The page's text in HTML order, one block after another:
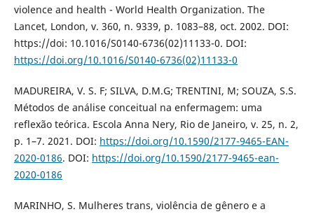
violence and health - World Health Organization. The
Lancet, London, v. 360, n. 9339, p. 1083–88, oct. 2002. DOI:
https://doi: 10.1016/S0140-6736(02)11133-0. DOI:
https://doi.org/10.1016/S0140-6736(02)11133-0
MADUREIRA, V. S. F; SILVA, D.M.G; TRENTINI, M; SOUZA, S.S.
Métodos de análise conceitual na enfermagem: uma
reflexão teórica. Escola Anna Nery, Rio de Janeiro, v. 25, n. 2,
p. 1–7. 2021. DOI: https://doi.org/10.1590/2177-9465-EAN-
2020-0186. DOI: https://doi.org/10.1590/2177-9465-ean-
2020-0186
MARINHO, S. Mulheres trans, violência de gênero e a